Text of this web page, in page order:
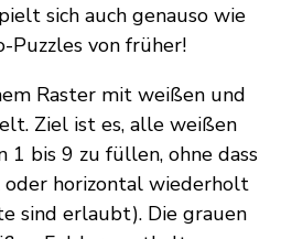
sich auch genauso wie
Puzzles von früher!
Raster mit weißen und
Ziel ist es, alle weißen
1 bis 9 zu füllen, ohne dass
oder horizontal wiederholt
sind erlaubt). Die grauen